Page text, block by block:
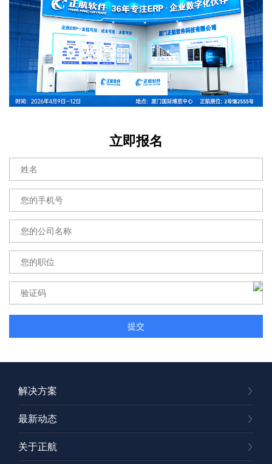
立即报名
解决方案
最新动态
关于正航